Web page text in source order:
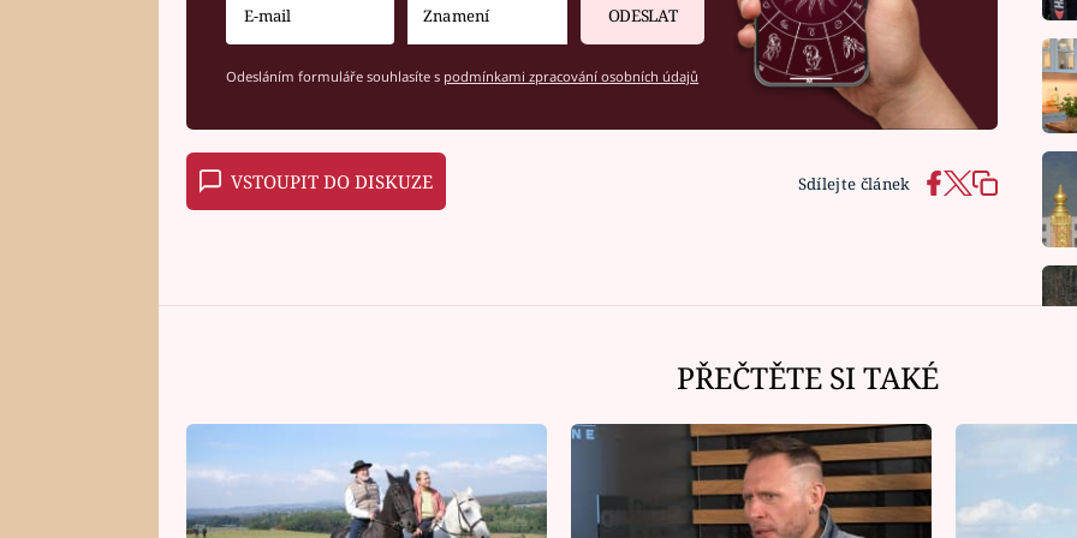
ODESLAT
Odesláním formuláře souhlasíte s podmínkami zpracování osobních údajů
VSTOUPIT DO DISKUZE Sdílejte článek
PŘEČTĚTE SI TAKÉ